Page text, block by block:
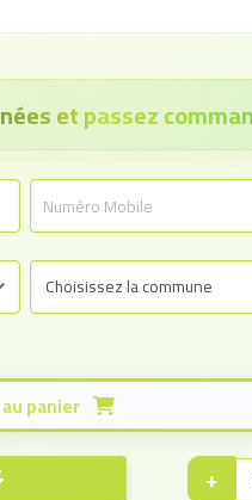
et passez
Ajouter au panier
+